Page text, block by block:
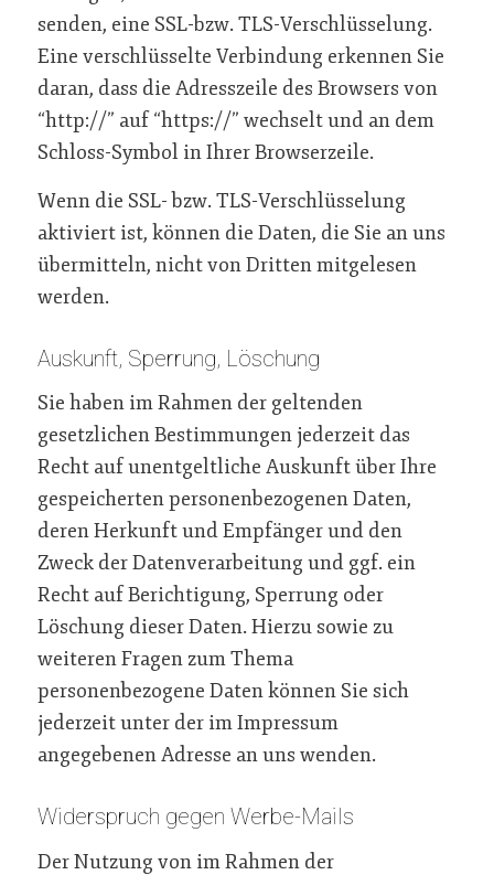
senden, eine SSL-bzw. TLS-Verschlüsselung.
Eine verschlüsselte Verbindung erkennen Sie
daran, dass die Adresszeile des Browsers von
“http://” auf “https://” wechselt und an dem
Schloss-Symbol in Ihrer Browserzeile.
Wenn die SSL- bzw. TLS-Verschlüsselung
aktiviert ist, können die Daten, die Sie an uns
übermitteln, nicht von Dritten mitgelesen
werden.
Auskunft, Sperrung, Löschung
Sie haben im Rahmen der geltenden
gesetzlichen Bestimmungen jederzeit das
Recht auf unentgeltliche Auskunft über Ihre
gespeicherten personenbezogenen Daten,
deren Herkunft und Empfänger und den
Zweck der Datenverarbeitung und ggf. ein
Recht auf Berichtigung, Sperrung oder
Löschung dieser Daten. Hierzu sowie zu
weiteren Fragen zum Thema
personenbezogene Daten können Sie sich
jederzeit unter der im Impressum
angegebenen Adresse an uns wenden.
Widerspruch gegen Werbe-Mails
Der Nutzung von im Rahmen der